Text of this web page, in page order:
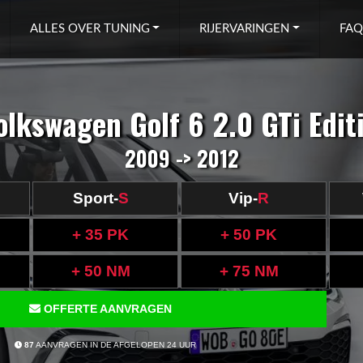
ALLES OVER TUNING RIJERVARINGEN
Golf 6 2.0 GTi
2009 -> 2012
Sport-S Vip-R
+ 35 PK + 50 PK
+ 50 NM + 75 NM
OFFERTE AANVRAGEN
87 AANVRAGEN IN DE AFGELOPEN 24 UUR